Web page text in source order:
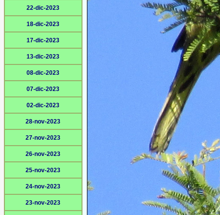
22-dic-2023
18-dic-2023
17-dic-2023
13-dic-2023
08-dic-2023
07-dic-2023
02-dic-2023
28-nov-2023
27-nov-2023
26-nov-2023
25-nov-2023
24-nov-2023
23-nov-2023